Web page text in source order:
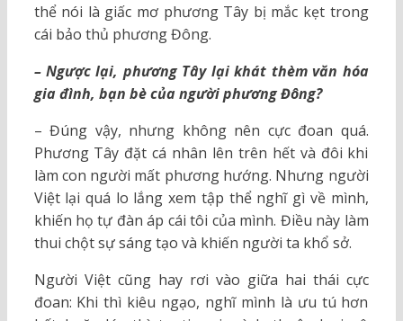
thể nói là giấc mơ phương Tây bị mắc kẹt trong
cái bảo thủ phương Đông.
– Ngược lại, phương Tây lại khát thèm văn hóa
gia đình, bạn bè của người phương Đông?
– Đúng vậy, nhưng không nên cực đoan quá.
Phương Tây đặt cá nhân lên trên hết và đôi khi
làm con người mất phương hướng. Nhưng người
Việt lại quá lo lắng xem tập thể nghĩ gì về mình,
khiến họ tự đàn áp cái tôi của mình. Điều này làm
thui chột sự sáng tạo và khiến người ta khổ sở.
Người Việt cũng hay rơi vào giữa hai thái cực
đoan: Khi thì kiêu ngạo, nghĩ mình là ưu tú hơn